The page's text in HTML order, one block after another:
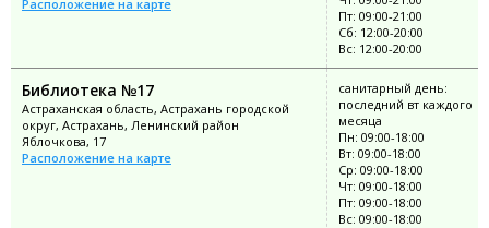
Расположение на карте
Пт: 09:00-21:00
Сб: 12:00-20:00
Вс: 12:00-20:00
Библиотека №17
Астраханская область, Астрахань городской
округ, Астрахань, Ленинский район
Яблочкова, 17
Расположение на карте
санитарный день:
последний вт каждого
месяца
Пн: 09:00-18:00
Вт: 09:00-18:00
Ср: 09:00-18:00
Чт: 09:00-18:00
Пт: 09:00-18:00
Вс: 09:00-18:00